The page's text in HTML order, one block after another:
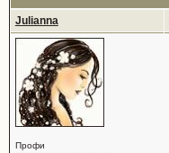
Julianna
Профи